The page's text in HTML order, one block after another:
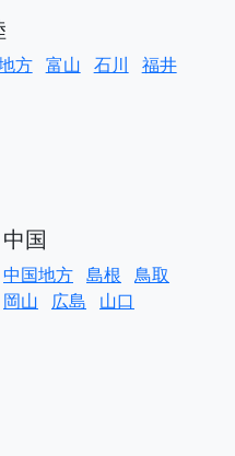
方 富山 石川 福井
中国
中国地方 島根 鳥取
岡山
広島 山口